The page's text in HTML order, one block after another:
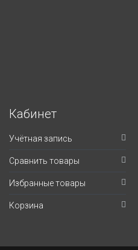
Кабинет
Учётная запись
Сравнить товары
Избранные товары
Корзина